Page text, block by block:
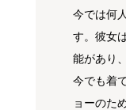
今では何
す。彼女
能があり
今でも着
ョーのた